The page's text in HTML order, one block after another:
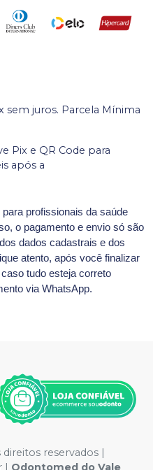
sem juros. Parcela Mínima
Pix e QR Code para
após a
profissionais da saúde
o pagamento e envio só são
dados cadastrais e dos
atento, após você finalizar
tudo esteja correto
via WhatsApp.
reservados |
Odontomed do Vale